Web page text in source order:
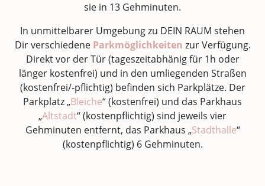
sie in 13 Gehminuten.
In unmittelbarer Umgebung zu DEIN RAUM stehen
Dir verschiedene Parkmöglichkeiten zur Verfügung.
Direkt vor der Tür (tageszeitabhänig für 1h oder
länger kostenfrei) und in den umliegenden Straßen
(kostenfrei/-pflichtig) befinden sich Parkplätze. Der
Parkplatz „Bleiche“ (kostenfrei) und das Parkhaus
„Altstadt“ (kostenpflichtig) sind jeweils vier
Gehminuten entfernt, das Parkhaus „Stadthalle“
(kostenpflichtig) 6 Gehminuten.